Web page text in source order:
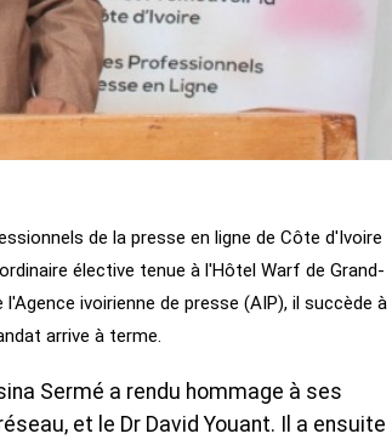
de la presse en ligne de Côte d'Ivoire
élective tenue à l'Hôtel Warf de Grand-
ivoirienne de presse (AIP), il succède à
arrive à terme.
Sermé a rendu hommage à ses
et le Dr David Youant. Il a ensuite